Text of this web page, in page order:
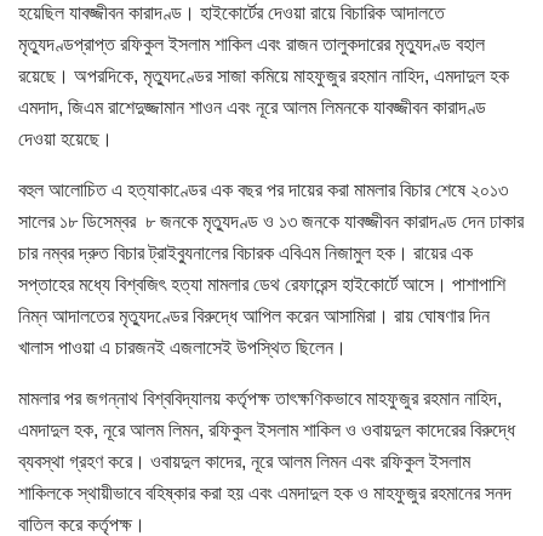
হয়েছিল যাবজ্জীবন কারাদণ্ড। হাইকোর্টের দেওয়া রায়ে বিচারিক আদালতে
মৃত্যুদণ্ডপ্রাপ্ত রফিকুল ইসলাম শাকিল এবং রাজন তালুকদারের মৃত্যুদণ্ড বহাল
রয়েছে। অপরদিকে, মৃত্যুদণ্ডের সাজা কমিয়ে মাহফুজুর রহমান নাহিদ, এমদাদুল হক
এমদাদ, জিএম রাশেদুজ্জামান শাওন এবং নূরে আলম লিমনকে যাবজ্জীবন কারাদণ্ড
দেওয়া হয়েছে।
বহুল আলোচিত এ হত্যাকাণ্ডের এক বছর পর দায়ের করা মামলার বিচার শেষে ২০১৩
সালের ১৮ ডিসেম্বর ৮ জনকে মৃত্যুদণ্ড ও ১৩ জনকে যাবজ্জীবন কারাদণ্ড দেন ঢাকার
চার নম্বর দ্রুত বিচার ট্রাইব্যুনালের বিচারক এবিএম নিজামুল হক। রায়ের এক
সপ্তাহের মধ্যে বিশ্বজিৎ হত্যা মামলার ডেথ রেফারেন্স হাইকোর্টে আসে। পাশাপাশি
নিম্ন আদালতের মৃত্যুদণ্ডের বিরুদ্ধে আপিল করেন আসামিরা। রায় ঘোষণার দিন
খালাস পাওয়া এ চারজনই এজলাসেই উপস্থিত ছিলেন।
মামলার পর জগন্নাথ বিশ্ববিদ্যালয় কর্তৃপক্ষ তাৎক্ষণিকভাবে মাহফুজুর রহমান নাহিদ,
এমদাদুল হক, নূরে আলম লিমন, রফিকুল ইসলাম শাকিল ও ওবায়দুল কাদেরের বিরুদ্ধে
ব্যবস্থা গ্রহণ করে। ওবায়দুল কাদের, নূরে আলম লিমন এবং রফিকুল ইসলাম
শাকিলকে স্থায়ীভাবে বহিষ্কার করা হয় এবং এমদাদুল হক ও মাহফুজুর রহমানের সনদ
বাতিল করে কর্তৃপক্ষ।